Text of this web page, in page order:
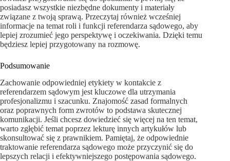
posiadasz wszystkie niezbędne dokumenty i materiały
związane z twoją sprawą. Przeczytaj również wcześniej
informacje na temat roli i funkcji referendarza sądowego, aby
lepiej zrozumieć jego perspektywę i oczekiwania. Dzięki temu
będziesz lepiej przygotowany na rozmowę.
Podsumowanie
Zachowanie odpowiedniej etykiety w kontakcie z
referendarzem sądowym jest kluczowe dla utrzymania
profesjonalizmu i szacunku. Znajomość zasad formalnych
oraz poprawnych form zwrotów to podstawa skutecznej
komunikacji. Jeśli chcesz dowiedzieć się więcej na ten temat,
warto zgłębić temat poprzez lekturę innych artykułów lub
skonsultować się z prawnikiem. Pamiętaj, że odpowiednie
traktowanie referendarza sądowego może przyczynić się do
lepszych relacji i efektywniejszego postępowania sądowego.